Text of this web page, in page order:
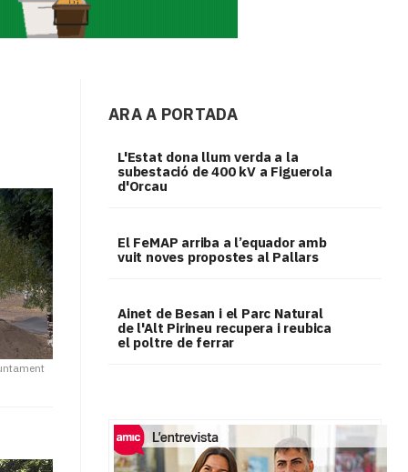
ARA A PORTADA
L'Estat dona llum verda a la
subestació de 400 kV a Figuerola
d'Orcau
El FeMAP arriba a l’equador amb
vuit noves propostes al Pallars
Ainet de Besan i el Parc Natural
de l'Alt Pirineu recupera i reubica
el poltre de ferrar